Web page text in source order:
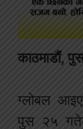
काठमाडौं,
ग्लोबल
पुस २५